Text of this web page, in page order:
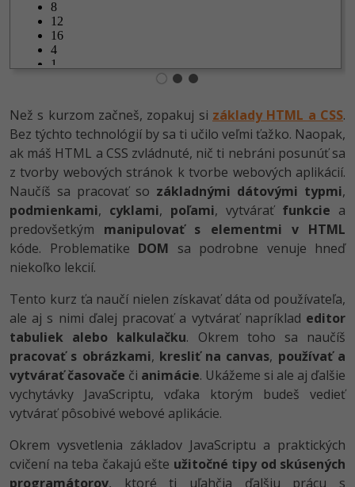
Než s kurzom začneš, zopakuj si základy HTML a CSS.
Bez týchto technológií by sa ti učilo veľmi ťažko. Naopak,
ak máš HTML a CSS zvládnuté, nič ti nebráni posunúť sa
z tvorby webových stránok k tvorbe webových aplikácií.
Naučíš sa pracovať so základnými dátovými typmi,
podmienkami, cyklami, poľami, vytvárať funkcie a
predovšetkým manipulovať s elementmi v HTML
kóde. Problematike DOM sa podrobne venuje hneď
niekoľko lekcií.
Tento kurz ťa naučí nielen získavať dáta od používateľa,
ale aj s nimi ďalej pracovať a vytvárať napríklad editor
tabuliek alebo kalkulačku. Okrem toho sa naučíš
pracovať s obrázkami, kresliť na canvas, používať a
vytvárať časovače či animácie. Ukážeme si ale aj ďalšie
vychytávky JavaScriptu, vďaka ktorým budeš vedieť
vytvárať pôsobivé webové aplikácie.
Okrem vysvetlenia základov JavaScriptu a praktických
cvičení na teba čakajú ešte užitočné tipy od skúsených
programátorov, ktoré ti uľahčia ďalšiu prácu s